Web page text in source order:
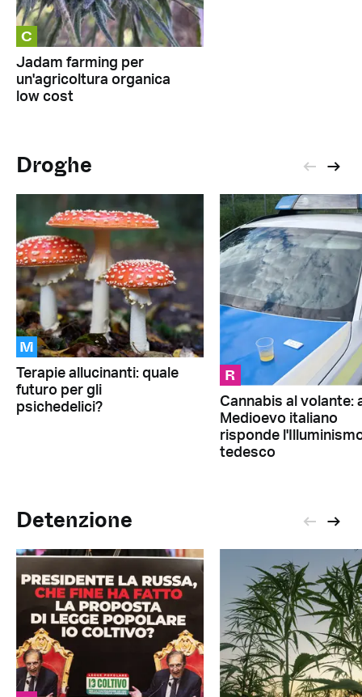
C
Jadam farming per
un'agricoltura organica
low cost
Droghe
M
Terapie allucinanti: quale
futuro per gli
psichedelici?
R
Cannabis al volante:
Medioevo italiano
risponde
tedesco
Detenzione